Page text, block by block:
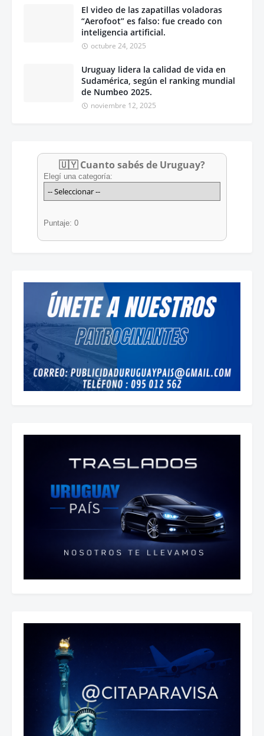
El video de las zapatillas voladoras
“Aerofoot” es falso: fue creado con
inteligencia artificial.
octubre 24, 2025
Uruguay lidera la calidad de vida en
Sudamérica, según el ranking mundial
de Numbeo 2025.
noviembre 12, 2025
🇺🇾 Cuanto sabés de Uruguay?
Elegí una categoría:
Puntaje: 0